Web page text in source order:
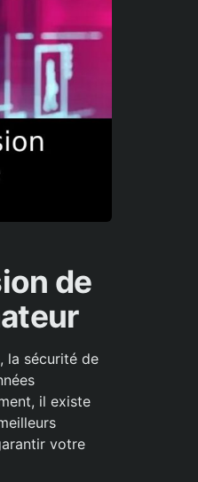
de
la sécurité de
il existe
votre